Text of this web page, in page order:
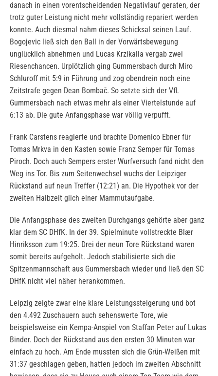
danach in einen vorentscheidenden Negativlauf geraten, der
trotz guter Leistung nicht mehr vollständig repariert werden
konnte. Auch diesmal nahm dieses Schicksal seinen Lauf.
Bogojevic ließ sich den Ball in der Vorwärtsbewegung
unglücklich abnehmen und Lucas Krzikalla vergab zwei
Riesenchancen. Urplötzlich ging Gummersbach durch Miro
Schluroff mit 5:9 in Führung und zog obendrein noch eine
Zeitstrafe gegen Dean Bombač. So setzte sich der VfL
Gummersbach nach etwas mehr als einer Viertelstunde auf
6:13 ab. Die gute Anfangsphase war völlig verpufft.
Frank Carstens reagierte und brachte Domenico Ebner für
Tomas Mrkva in den Kasten sowie Franz Semper für Tomas
Piroch. Doch auch Sempers erster Wurfversuch fand nicht den
Weg ins Tor. Bis zum Seitenwechsel wuchs der Leipziger
Rückstand auf neun Treffer (12:21) an. Die Hypothek vor der
zweiten Halbzeit glich einer Mammutaufgabe.
Die Anfangsphase des zweiten Durchgangs gehörte aber ganz
klar dem SC DHfK. In der 39. Spielminute vollstreckte Blær
Hinriksson zum 19:25. Drei der neun Tore Rückstand waren
somit bereits aufgeholt. Jedoch stabilisierte sich die
Spitzenmannschaft aus Gummersbach wieder und ließ den SC
DHfK nicht viel näher herankommen.
Leipzig zeigte zwar eine klare Leistungssteigerung und bot
den 4.492 Zuschauern auch sehenswerte Tore, wie
beispielsweise ein Kempa-Anspiel von Staffan Peter auf Lukas
Binder. Doch der Rückstand aus den ersten 30 Minuten war
einfach zu hoch. Am Ende mussten sich die Grün-Weißen mit
31:37 geschlagen geben, hatten jedoch im zweiten Abschnitt